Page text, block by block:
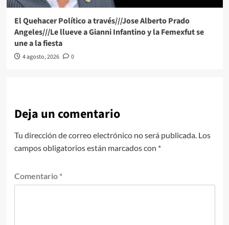
El Quehacer Político a través///Jose Alberto Prado
Angeles///Le llueve a Gianni Infantino y la Femexfut se
une a la fiesta
4 agosto, 2026 0
Deja un comentario
Tu dirección de correo electrónico no será publicada. Los
campos obligatorios están marcados con *
Comentario *